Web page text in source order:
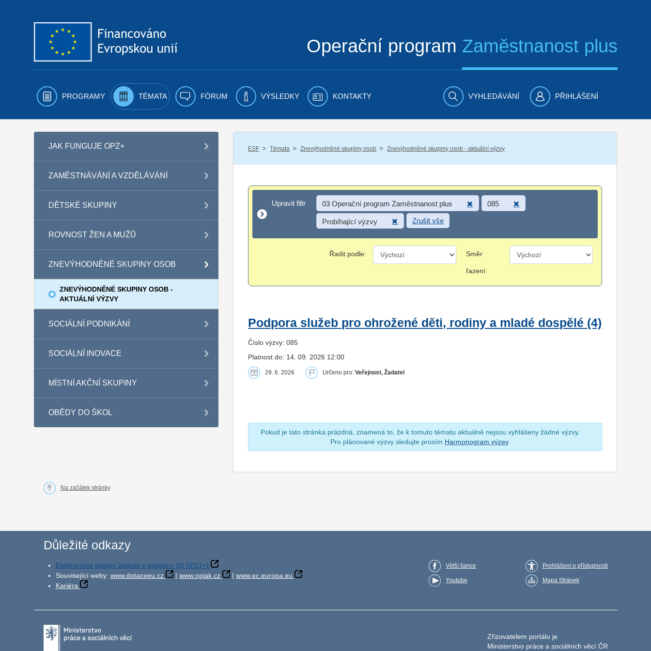
Operační program Zaměstnanost plus
PROGRAMY TÉMATA FÓRUM VÝSLEDKY KONTAKTY VYHLEDÁVÁNÍ PŘIHLÁŠENÍ
JAK FUNGUJE OPZ+
ZAMĚSTNÁVÁNÍ A VZDĚLÁVÁNÍ
DĚTSKÉ SKUPINY
ROVNOST ŽEN A MUŽŮ
ZNEVÝHODNĚNÉ SKUPINY OSOB
ZNEVÝHODNĚNÉ SKUPINY OSOB -
AKTUÁLNÍ VÝZVY
SOCIÁLNÍ PODNIKÁNÍ
SOCIÁLNÍ INOVACE
MÍSTNÍ AKČNÍ SKUPINY
OBĚDY DO ŠKOL
ESF / Témata / Znevýhodněné skupiny osob / Znevýhodněné skupiny osob - aktuální výzvy
Upravit filtr
Upravit filtr 03 Operační program Zaměstnanost plus 085
Probíhající výzvy Zrušit vše
Řadit podle: Směr
řazení:
Podpora služeb pro ohrožené děti, rodiny a mladé dospělé (4)
Číslo výzvy: 085
Platnost do: 14. 09. 2026 12:00
29. 6. 2026 Určeno pro:Veřejnost, Žadatel
Pokud je tato stránka prázdná, znamená to, že k tomuto tématu aktuálně nejsou vyhlášeny žádné výzvy.
Pro plánované výzvy sledujte prosím Harmonogram výzev.
Na začátek stránky
Důležité odkazy
Elektronické podání žádosti o podporu (IS KP21+)
Související weby: www.dotaceeu.cz | www.opjak.cz | www.ec.europa.eu
Kariéra
Větší šance
Youtube
Prohlášení o přístupnosti
Mapa Stránek
Zřizovatelem portálu je
Ministerstvo práce a sociálních věcí ČR